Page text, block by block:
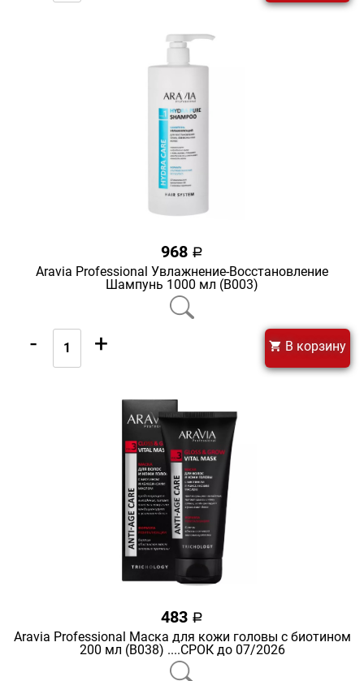
968 a
Aravia Professional Увлажнение-Восстановление
Шампунь 1000 мл (В003)
- + В корзину
483 a
Aravia Professional Маска для кожи головы с биотином
200 мл (В038) ....СРОК до 07/2026